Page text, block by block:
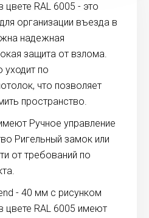
RAL 6005 - это
организации въезда в
надежная
защита от взлома.
уходит по
что позволяет
пространство.
Ручное управление
Ригельный замок или
от требований по
- 40 мм с рисунком
цвете RAL 6005 имеют